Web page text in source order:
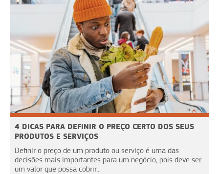
4 DICAS PARA DEFINIR O PREÇO CERTO DOS SEUS
PRODUTOS E SERVIÇOS
Definir o preço de um produto ou serviço é uma das
decisões mais importantes para um negócio, pois deve ser
um valor que possa cobrir...